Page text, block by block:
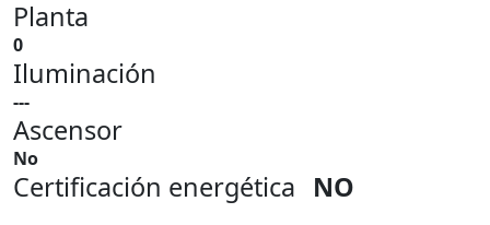
Planta
0
Iluminación
---
Ascensor
No
Certificación energética NO